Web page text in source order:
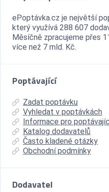
ePoptávka.cz je největší
který využívá 288 607
Měsíčně zpracujeme přes
více než 7 mld. Kč.
Poptávající
Zadat poptávku
Vyhledat v poptávkách
Informace pro
Katalog dodavatelů
Často kladené otázky
Obchodní podmínky
Dodavatel